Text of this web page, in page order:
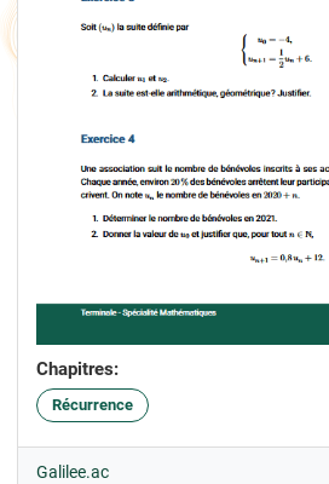
Chapitres:
Récurrence
Galilee.ac